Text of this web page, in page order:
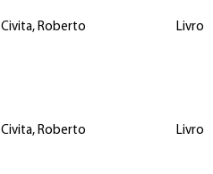
Civita, Roberto Livro
Civita, Roberto Livro